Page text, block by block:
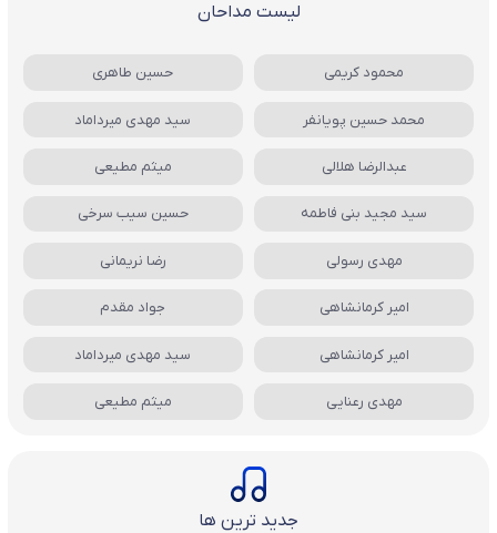
لیست مداحان
محمود کریمی حسین طاهری
محمد حسین پویانفر سید مهدی میرداماد
عبدالرضا هلالی میثم مطیعی
سید مجید بنی فاطمه حسین سیب سرخی
مهدی رسولی رضا نریمانی
امیر کرمانشاهی جواد مقدم
امیر کرمانشاهی سید مهدی میرداماد
مهدی رعنایی میثم مطیعی
جدید ترین ها